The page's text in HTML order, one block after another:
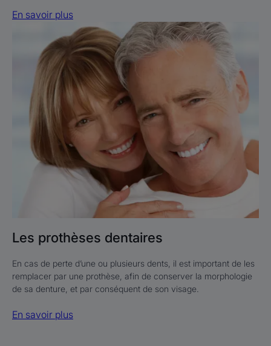
En savoir plus
prothèses
dentaires
Les prothèses dentaires
En cas de perte d’une ou plusieurs dents, il est important de les
remplacer par une prothèse, afin de conserver la morphologie
de sa denture, et par conséquent de son visage.
En savoir plus